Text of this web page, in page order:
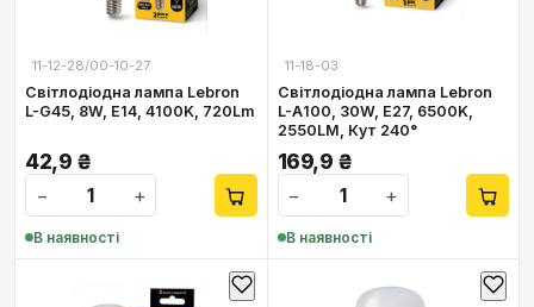
11-12-28/00-10-27
Світлодіодна лампа Lebron
L-G45, 8W, Е14, 4100K, 720Lm
42,9 ₴
−
+
В наявності
11-18-03
Світлодіодна лампа Lebron
L-А100, 30W, Е27, 6500K,
2550LM, Кут 240°
169,9 ₴
−
+
В наявності